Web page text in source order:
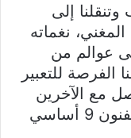
إلى
نغماته
عوالم من
الفرصة للتعبير
مع الآخرين